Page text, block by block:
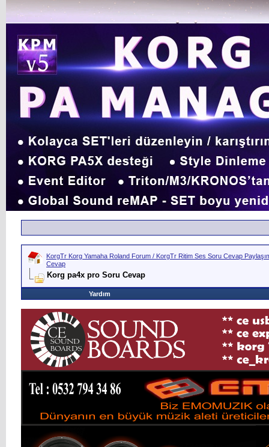
KorgTr Korg Yamaha Roland Forum / KorgTr Ritim Ses Soru Cevap
Cevap
Korg pa4x pro Soru Cevap
Yardım